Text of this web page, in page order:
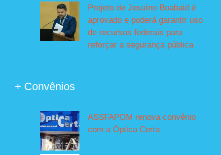
Projeto de Jesuíno Boabaid é
aprovado e poderá garantir uso
de recursos federais para
reforçar a segurança pública
+ Convênios
ASSFAPOM renova convênio
com a Óptica Certa